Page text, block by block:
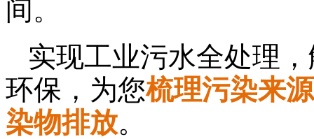
间。
实现工业污水全处理
环保，为您梳理污染来
染物排放。